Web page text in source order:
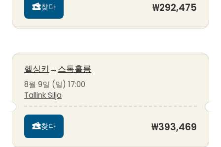
찾다 ₩292,475
헬싱키 →스톡홀름
8월 9일 (일) 17:00
Tallink Silja
찾다 ₩393,469